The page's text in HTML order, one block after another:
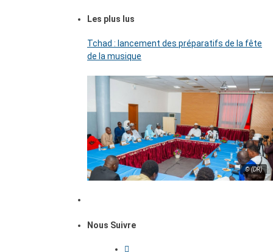
Les plus lus
Tchad : lancement des préparatifs de la fête
de la musique
© (DR)
Nous Suivre